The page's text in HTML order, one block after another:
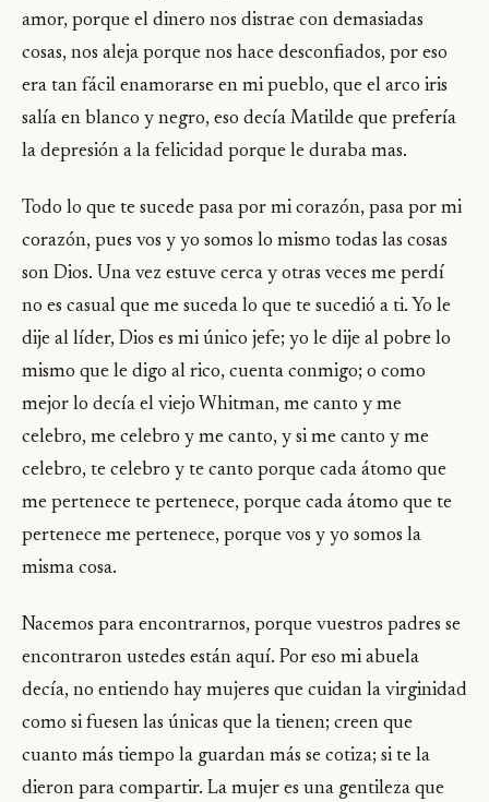
amor, porque el dinero nos distrae con demasiadas
cosas, nos aleja porque nos hace desconfiados, por eso
era tan fácil enamorarse en mi pueblo, que el arco iris
salía en blanco y negro, eso decía Matilde que prefería
la depresión a la felicidad porque le duraba mas.
Todo lo que te sucede pasa por mi corazón, pasa por mi
corazón, pues vos y yo somos lo mismo todas las cosas
son Dios. Una vez estuve cerca y otras veces me perdí
no es casual que me suceda lo que te sucedió a ti. Yo le
dije al líder, Dios es mi único jefe; yo le dije al pobre lo
mismo que le digo al rico, cuenta conmigo; o como
mejor lo decía el viejo Whitman, me canto y me
celebro, me celebro y me canto, y si me canto y me
celebro, te celebro y te canto porque cada átomo que
me pertenece te pertenece, porque cada átomo que te
pertenece me pertenece, porque vos y yo somos la
misma cosa.
Nacemos para encontrarnos, porque vuestros padres se
encontraron ustedes están aquí. Por eso mi abuela
decía, no entiendo hay mujeres que cuidan la virginidad
como si fuesen las únicas que la tienen; creen que
cuanto más tiempo la guardan más se cotiza; si te la
dieron para compartir. La mujer es una gentileza que